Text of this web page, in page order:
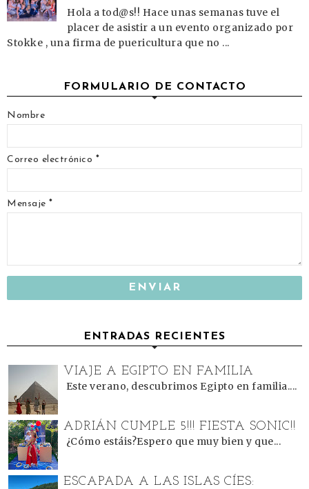
Hola a tod@s!! Hace unas semanas tuve el
placer de asistir a un evento organizado por
Stokke , una firma de puericultura que no ...
FORMULARIO DE CONTACTO
Nombre
Correo electrónico *
Mensaje *
ENTRADAS RECIENTES
VIAJE A EGIPTO EN FAMILIA
Este verano, descubrimos Egipto en familia....
ADRIÁN CUMPLE 5!!! FIESTA SONIC!!
¿Cómo estáis?Espero que muy bien y que...
ESCAPADA A LAS ISLAS CÍES: